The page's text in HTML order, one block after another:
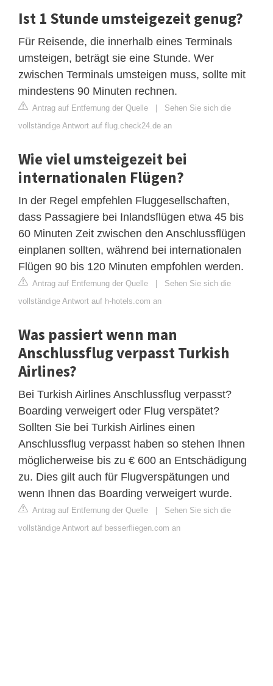
Ist 1 Stunde umsteigezeit genug?
Für Reisende, die innerhalb eines Terminals
umsteigen, beträgt sie eine Stunde. Wer
zwischen Terminals umsteigen muss, sollte mit
mindestens 90 Minuten rechnen.
Antrag auf Entfernung der Quelle | Sehen Sie sich die
vollständige Antwort auf flug.check24.de an
Wie viel umsteigezeit bei
internationalen Flügen?
In der Regel empfehlen Fluggesellschaften,
dass Passagiere bei Inlandsflügen etwa 45 bis
60 Minuten Zeit zwischen den Anschlussflügen
einplanen sollten, während bei internationalen
Flügen 90 bis 120 Minuten empfohlen werden.
Antrag auf Entfernung der Quelle | Sehen Sie sich die
vollständige Antwort auf h-hotels.com an
Was passiert wenn man
Anschlussflug verpasst Turkish
Airlines?
Bei Turkish Airlines Anschlussflug verpasst?
Boarding verweigert oder Flug verspätet?
Sollten Sie bei Turkish Airlines einen
Anschlussflug verpasst haben so stehen Ihnen
möglicherweise bis zu € 600 an Entschädigung
zu. Dies gilt auch für Flugverspätungen und
wenn Ihnen das Boarding verweigert wurde.
Antrag auf Entfernung der Quelle | Sehen Sie sich die
vollständige Antwort auf besserfliegen.com an